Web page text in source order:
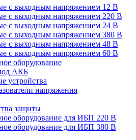
с выходным напряжением 12 В
с выходным напряжением 220 В
с выходным напряжением 24 В
с выходным напряжением 380 В
с выходным напряжением 48 В
с выходным напряжением 60 В
оборудование
АКБ
устройства
напряжения
защиты
оборудование для ИБП 220 В
оборудование для ИБП 380 В